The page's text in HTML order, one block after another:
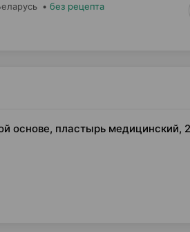
• без рецепта
основе, пластырь медицинский,